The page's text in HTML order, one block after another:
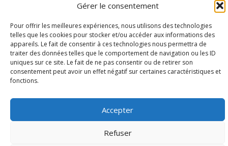
Gérer le consentement
Pour offrir les meilleures expériences, nous utilisons des technologies
telles que les cookies pour stocker et/ou accéder aux informations des
appareils. Le fait de consentir à ces technologies nous permettra de
traiter des données telles que le comportement de navigation ou les ID
uniques sur ce site. Le fait de ne pas consentir ou de retirer son
consentement peut avoir un effet négatif sur certaines caractéristiques et
fonctions.
Accepter
Refuser
06 Juil 2026
Étude d’évaluabilité des Structures
d’accompagnement à l’autocréation d’emploi (SAACE)
01 Juil 2026
Pénurie du personnel infirmier :quels indicateurs
Wallonie ?